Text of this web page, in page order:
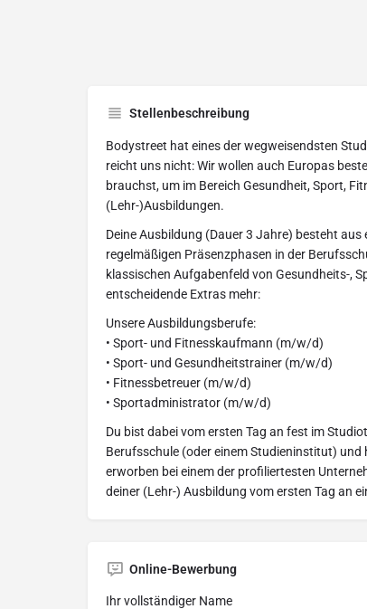
Stellenbeschreibung
Bodystreet hat eines der wegweisendsten
reicht uns nicht: Wir wollen auch Europas
brauchst, um im Bereich Gesundheit, Sport,
(Lehr-)Ausbildungen.
Deine Ausbildung (Dauer 3 Jahre) besteht
regelmäßigen Präsenzphasen in der
klassischen Aufgabenfeld von Gesundheits-,
entscheidende Extras mehr:
Unsere Ausbildungsberufe:
• Sport- und Fitnesskaufmann (m/w/d)
• Sport- und Gesundheitstrainer (m/w/d)
• Fitnessbetreuer (m/w/d)
• Sportadministrator (m/w/d)
Du bist dabei vom ersten Tag an fest im
Berufsschule (oder einem Studieninstitut)
erworben bei einem der profiliertesten
deiner (Lehr-) Ausbildung vom ersten Tag an
Online-Bewerbung
Ihr vollständiger Name